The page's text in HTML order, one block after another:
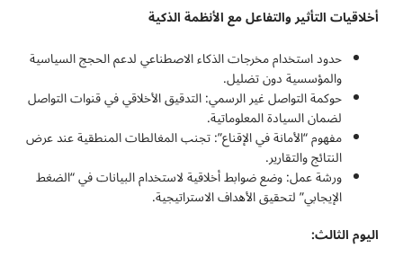
أخلاقيات التأثير والتفاعل مع الأنظمة الذكية
حدود استخدام مخرجات الذكاء الاصطناعي لدعم الحجج السياسية
والمؤسسية دون تضليل.
حوكمة التواصل غير الرسمي: التدقيق الأخلاقي في قنوات التواصل
لضمان السيادة المعلوماتية.
مفهوم “الأمانة في الإقناع”: تجنب المغالطات المنطقية عند عرض
النتائج والتقارير.
ورشة عمل: وضع ضوابط أخلاقية لاستخدام البيانات في “الضغط
الإيجابي” لتحقيق الأهداف الاستراتيجية.
اليوم الثالث: